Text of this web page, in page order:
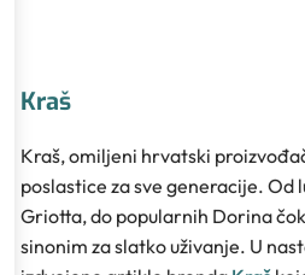
Kraš
Kraš, omiljeni hrvatski
poslastice za sve generacije. Od
Griotta, do popularnih Dorina
sinonim za slatko uživanje. U